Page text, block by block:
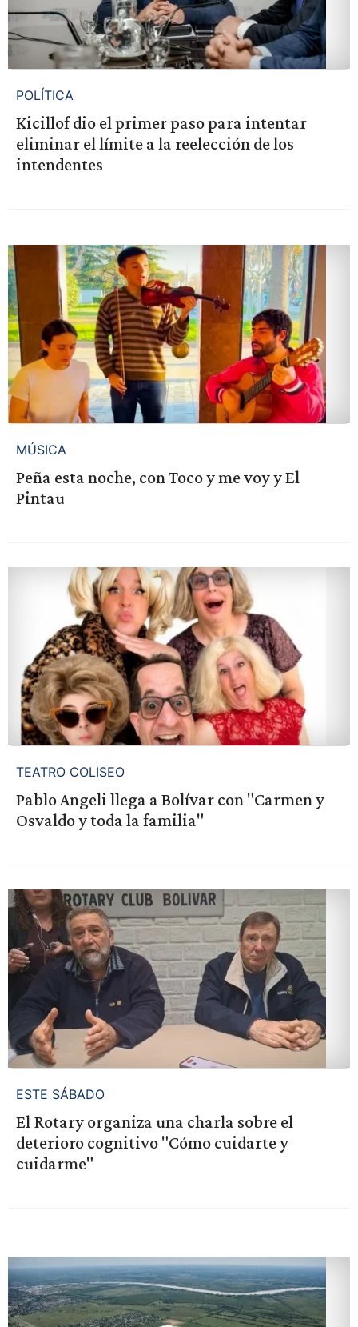
POLÍTICA
Kicillof dio el primer paso para intentar
eliminar el límite a la reelección de los
intendentes
MÚSICA
Peña esta noche, con Toco y me voy y El
Pintau
TEATRO COLISEO
Pablo Angeli llega a Bolívar con "Carmen y
Osvaldo y toda la familia"
ESTE SÁBADO
El Rotary organiza una charla sobre el
deterioro cognitivo "Cómo cuidarte y
cuidarme"